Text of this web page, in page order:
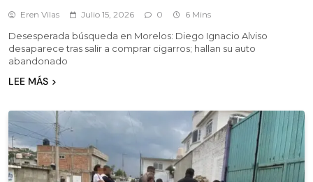
Eren Vilas Julio 15, 2026 0 6 Mins
Desesperada búsqueda en Morelos: Diego Ignacio Alviso
desaparece tras salir a comprar cigarros; hallan su auto
abandonado
LEE MÁS